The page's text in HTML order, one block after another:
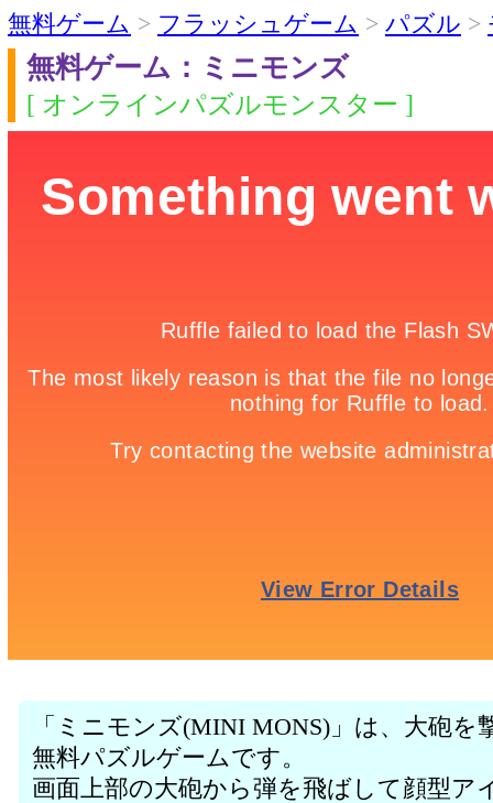
無料ゲーム > フラッシュゲーム > パズル >
無料ゲーム：ミニモンズ
[ オンラインパズルモンスター ]
「ミニモンズ(MINI MONS)」は、大砲
無料パズルゲームです。
画面上部の大砲から弾を飛ばして顔型ア